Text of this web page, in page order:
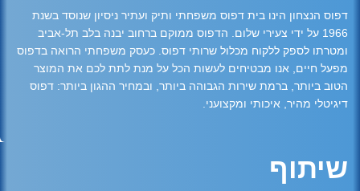
דפוס הנצחון הינו בית דפוס משפחתי ותיק ועתיר ניסיון שנוסד בשנת
1966 על ידי צעירי שלום. הדפוס ממוקם ברחוב יבנה בלב תל-אביב
ומטרתו לספק ללקוח מכלול שרותי דפוס. כעסק משפחתי הרואה בדפוס
מפעל חיים, אנו מבטיחים לעשות הכל על מנת לתת לכם את המוצר
הטוב ביותר, ברמת שירות הגבוהה ביותר, ובמחיר ההגון ביותר: דפוס
דיגיטלי מהיר, איכותי ומקצועני.
שיתוף